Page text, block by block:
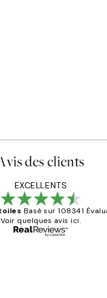
des clients
EXCELLENTS
Basé sur 108341
Voir quelques avis ici.